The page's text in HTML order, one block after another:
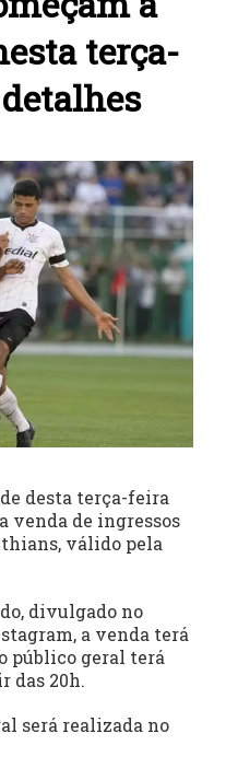
terça-
desta terça-feira
venda de ingressos
válido pela
divulgado no
a venda terá
público geral terá
das 20h.
será realizada no